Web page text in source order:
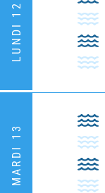
LUNDI 12
MARDI 13